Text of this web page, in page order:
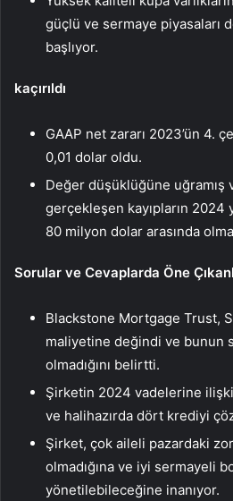
güçlü ve sermaye piyasaları
başlıyor.
kaçırıldı
GAAP net zararı 2023’ün 4.
0,01 dolar oldu.
Değer düşüklüğüne uğramış
gerçekleşen kayıpların 2024
80 milyon dolar arasında
Sorular ve Cevaplarda Öne
Blackstone Mortgage Trust,
maliyetine değindi ve bunun
olmadığını belirtti.
Şirketin 2024 vadelerine
ve halihazırda dört krediyi
Şirket, çok aileli pazardaki
olmadığına ve iyi sermayeli
yönetilebileceğine inanıyor.